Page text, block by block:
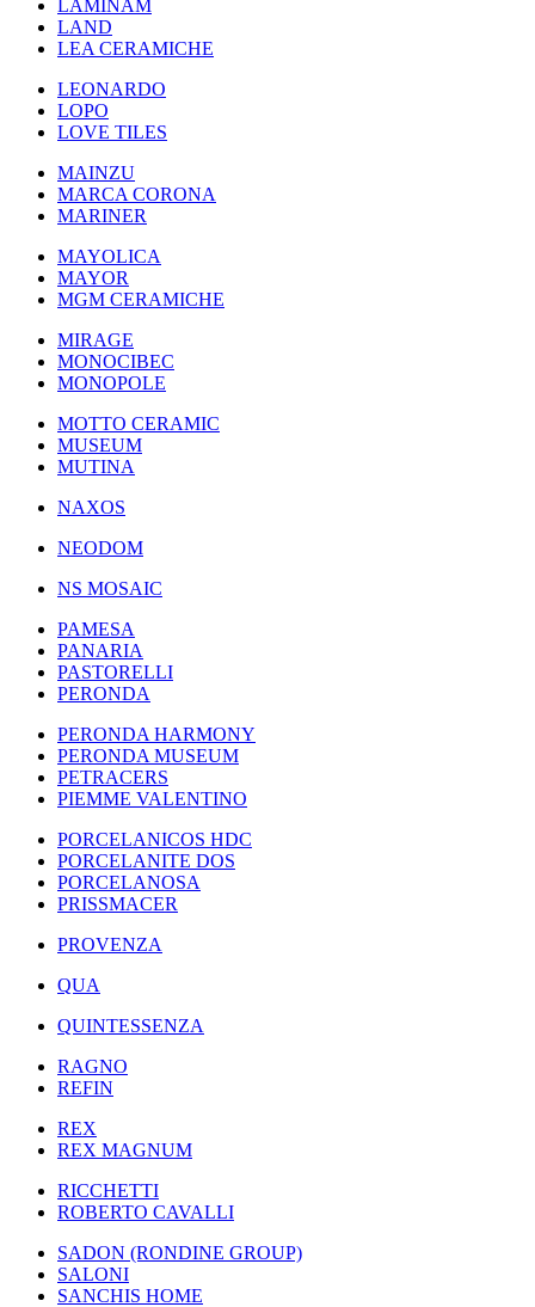
LAMINAM
LAND
LEA CERAMICHE
LEONARDO
LOPO
LOVE TILES
MAINZU
MARCA CORONA
MARINER
MAYOLICA
MAYOR
MGM CERAMICHE
MIRAGE
MONOCIBEC
MONOPOLE
MOTTO CERAMIC
MUSEUM
MUTINA
NAXOS
NEODOM
NS MOSAIC
PAMESA
PANARIA
PASTORELLI
PERONDA
PERONDA HARMONY
PERONDA MUSEUM
PETRACERS
PIEMME VALENTINO
PORCELANICOS HDC
PORCELANITE DOS
PORCELANOSA
PRISSMACER
PROVENZA
QUA
QUINTESSENZA
RAGNO
REFIN
REX
REX MAGNUM
RICCHETTI
ROBERTO CAVALLI
SADON (RONDINE GROUP)
SALONI
SANCHIS HOME